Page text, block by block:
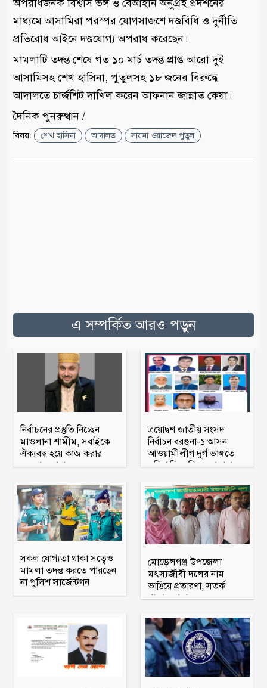
অপরাধজনক বিশ্বাস ভঙ্গ ও বেআইনি অনুগ্রহ প্রদর্শনের
মাধ্যমে আসামিরা পরস্পর যোগসাজশে দণ্ডবিধি ও দুর্নীতি
প্রতিরোধ আইনে দণ্ডযোগ্য অপরাধ করেছেন।
মামলাটি তদন্ত শেষে গত ১০ মার্চ তদন্ত প্রাপ্ত আরো দুই
আসামিসহ শেখ হাসিনা, পুতুলসহ ১৮ জনের বিরুদ্ধে
আদালতে চার্জশিট দাখিল করেন আফনান জান্নাত কেয়া।
দৈনিক পুনরুত্থান /
বিষয়: শেখ হাসিনা আদালত সায়মা ওয়াজেদ পুতুল
এ সম্পর্কিত আরও পড়ুন
নির্বাচনের প্রস্তুতি নিচ্ছেন
মাওলানা শামীম, সবাইকে
ঐক্যবদ্ধ হয়ে কাজ করার
অহব্বান জানান
ত্রয়োদ্বশ জাতীয় সংসদ
নির্বাচন বরগুনা-১ আসন
আওয়ামীলীগ দুর্গ ভাঙ্গতে
মরিয়া বিএনপি ও জামায়াত
সকল যোগ্যতা থাকা সত্বেও
মামলা তদন্ত করতে পারছেন
না পুলিশ সার্জেন্টগন
মোড়েলগঞ্জ উপজেলা
মৎস্যজীবী দলের নাম
ভাঙিয়ে প্রতারণা, সতর্ক
থাকার আহ্বান